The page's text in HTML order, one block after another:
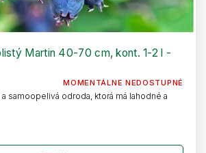
Martin 40-70 cm, kont. 1-2 l -
MOMENTÁLNE NEDOSTUPNÉ
samoopelivá odroda, ktorá má lahodné a